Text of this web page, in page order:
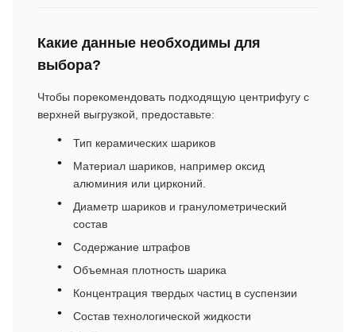
Какие данные необходимы для
выбора?
Чтобы порекомендовать подходящую центрифугу с
верхней выгрузкой, предоставьте:
Тип керамических шариков
Материал шариков, например оксид
алюминия или цирконий.
Диаметр шариков и гранулометрический
состав
Содержание штрафов
Объемная плотность шарика
Концентрация твердых частиц в суспензии
Состав технологической жидкости